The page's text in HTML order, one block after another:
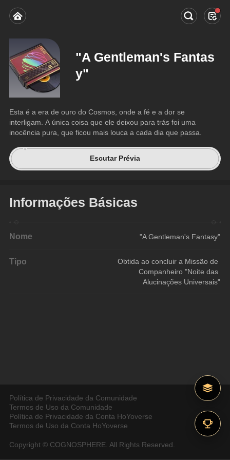
"A Gentleman's Fantas
y"
Esta é a era de ouro do Cosmos, onde a fé e a dor se
interligam. A única coisa que ele deixou para trás foi uma
inocência pura, que ficou mais louca a cada dia que passa.
Escutar Prévia
Informações Básicas
Nome "A Gentleman's Fantasy"
Tipo
Obtida ao concluir a Missão de
Companheiro "Noite das
Alucinações Universais"
Política de Privacidade da Comunidade
Termos de Uso da Comunidade
Política de Privacidade da Conta HoYoverse
Termos de Uso da Conta HoYoverse
Copyright © COGNOSPHERE. All Rights Reserved.